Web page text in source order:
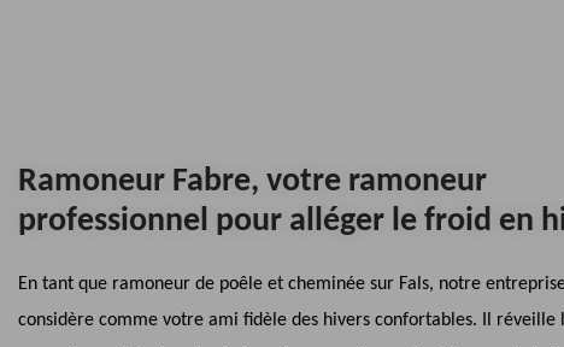
Ramoneur Fabre, votre ramoneur
professionnel pour alléger le froid en
En tant que ramoneur de poêle et cheminée sur Fals, notre
considère comme votre ami fidèle des hivers confortables. Il réveille